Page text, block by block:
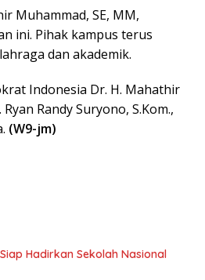
Muhammad, SE, MM,
ini. Pihak kampus terus
dan akademik.
Indonesia Dr. H. Mahathir
Randy Suryono, S.Kom.,
(W9-jm)
Hadirkan Sekolah Nasional